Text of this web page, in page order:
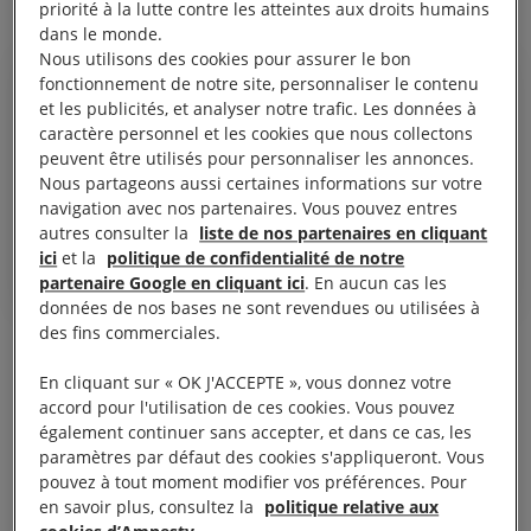
Je sais ce que je risque, mais les
42 migrants à bord n’en peuvent
plus. Je les emmène en lieu sûr.
accosté à Lampedusa et a immédiatement été
arrêtée par les autorités italiennes. Le bateau a été
saisi et Carola risque à présent des poursuites.
Nous lui exprimons toute notre solidarité et
priorité à la lutte contre les atteintes aux droits humains
dans le monde.
Nous utilisons des cookies pour assurer le bon
fonctionnement de notre site, personnaliser le contenu
et les publicités, et analyser notre trafic. Les données à
caractère personnel et les cookies que nous collectons
peuvent être utilisés pour personnaliser les annonces.
Nous partageons aussi certaines informations sur votre
navigation avec nos partenaires. Vous pouvez entres
autres consulter la liste de nos partenaires en cliquant
ici et la politique de confidentialité de notre
partenaire Google en cliquant ici. En aucun cas les
données de nos bases ne sont revendues ou utilisées à
des fins commerciales.
En cliquant sur « OK J'ACCEPTE », vous donnez votre
accord pour l'utilisation de ces cookies. Vous pouvez
également continuer sans accepter, et dans ce cas, les
paramètres par défaut des cookies s'appliqueront. Vous
pouvez à tout moment modifier vos préférences. Pour
en savoir plus, consultez la politique relative aux